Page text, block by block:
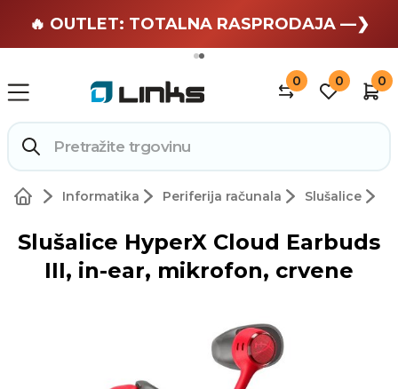
🏄 Zaslužuješ odmor —❯
🔥 OUTLET: TOTALNA RASPRODAJA —❯
0 0 0
Informatika Periferija računala Slušalice
Slušalice HyperX Cloud Earbuds
III, in-ear, mikrofon, crvene